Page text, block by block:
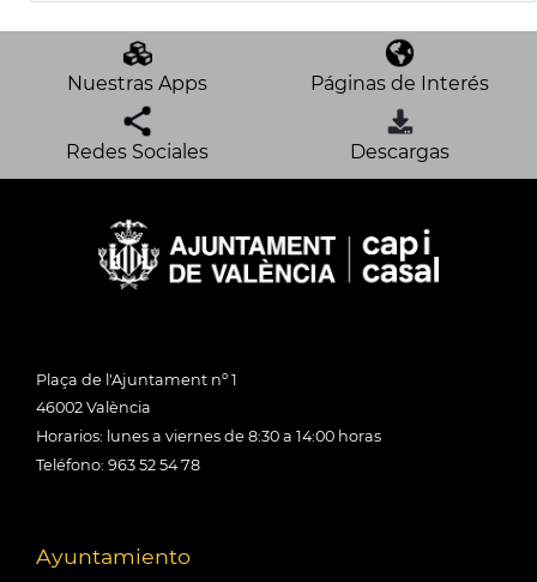
Nuestras Apps Páginas de Interés
Redes Sociales Descargas
Plaça de l'Ajuntament nº 1
46002 València
Horarios: lunes a viernes de 8:30 a 14:00 horas
Teléfono: 963 52 54 78
Ayuntamiento